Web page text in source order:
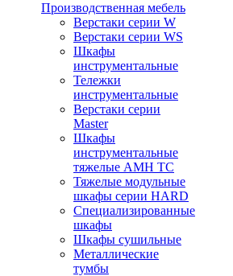
Производственная мебель
Верстаки серии W
Верстаки серии WS
Шкафы
инструментальные
Тележки
инструментальные
Верстаки серии
Master
Шкафы
инструментальные
тяжелые AMH TC
Тяжелые модульные
шкафы серии HARD
Cпециализированные
шкафы
Шкафы сушильные
Металлические
тумбы